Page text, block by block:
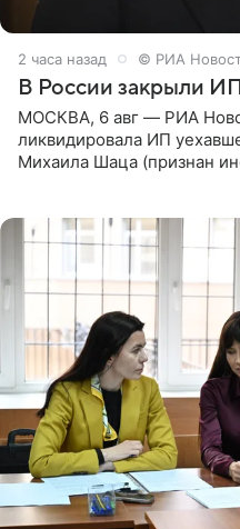
2 часа назад © РИА
В России закрыли
МОСКВА, 6 авг — РИА
ликвидировала ИП
Михаила Шаца (признан